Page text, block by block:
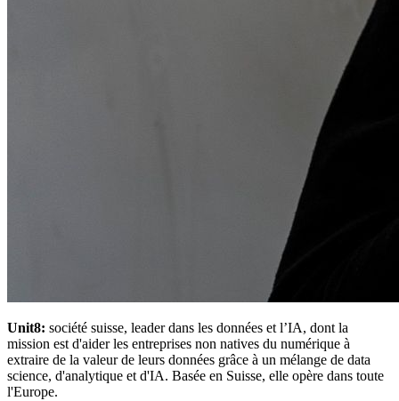
Unit8: société suisse, leader dans les données et l’IA, dont la
mission est d'aider les entreprises non natives du numérique à
extraire de la valeur de leurs données grâce à un mélange de data
science, d'analytique et d'IA. Basée en Suisse, elle opère dans toute
l'Europe.